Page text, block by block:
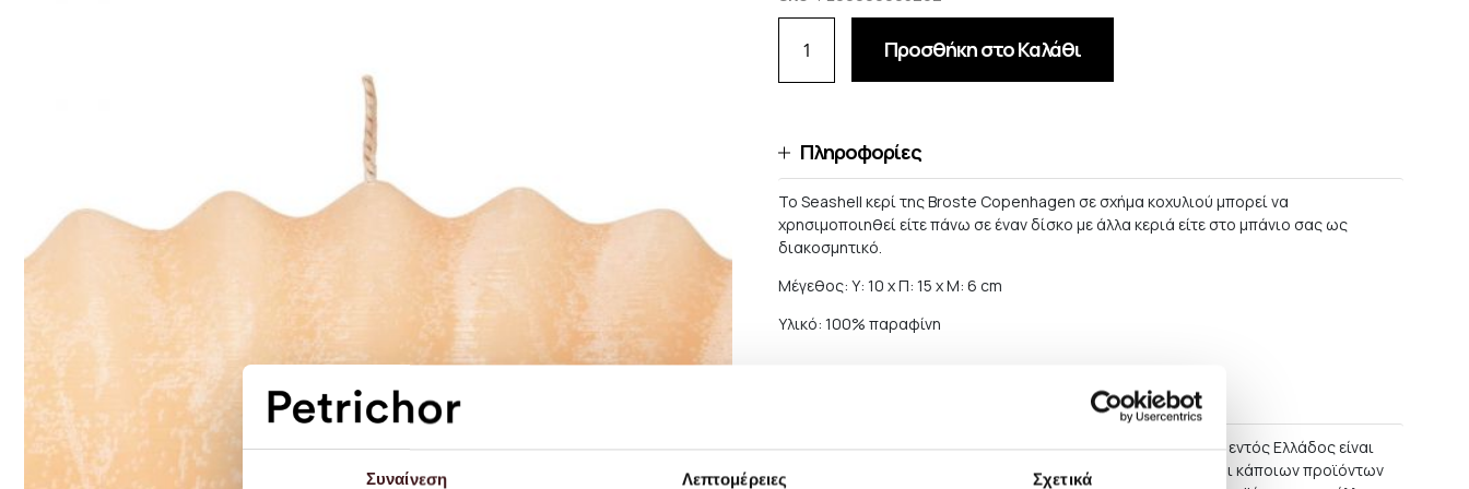
Συναίνεση Λεπτομέρειες Σχετικά
Προσθήκη στο Καλάθι
Πληροφορίες
Το Seashell κερί της Broste Copenhagen σε σχήμα κοχυλιού μπορεί να
χρησιμοποιηθεί είτε πάνω σε έναν δίσκο με άλλα κεριά είτε στο μπάνιο σας ως
διακοσμητικό.
Μέγεθος: Υ: 10 x Π: 15 x Μ: 6 cm
Υλικό: 100% παραφίνη
Για παραγγελίες αξίας μεγαλύτερης των 60 ΕΥΡΩ η παράδοση εντός Ελλάδος είναι
ΔΩΡΕΑΝ, εκτός από περιπτώσεις μεγάλων επίπλων, καθώς και κάποιων προϊόντων